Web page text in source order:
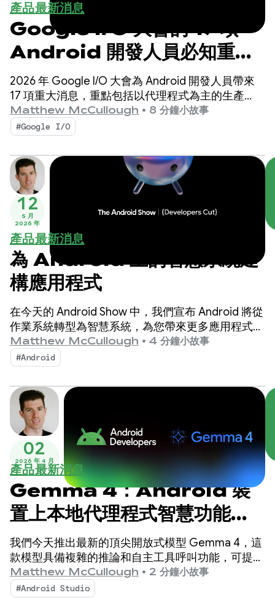
產品最新消息
Google I/O 大會的 17 項
Android 開發人員必知重
點！
2026 年 Google I/O 大會為 Android 開發人員帶來
17 項重大消息，重點包括以代理程式為主的生產
力、以 Compose First 為 UI 標準，以及適用於擴展
生態系統的高效能媒體和適應性開發。
Matthew McCullough • 8 分鐘小故事
#Google I/O
12
5 月
2026 年
產品最新消息
為 Android 上的智慧系統建
構應用程式
在今天的 Android Show 中，我們宣布 Android 將從
作業系統轉型為智慧系統，為您帶來更多應用程式互
動商機。
Matthew McCullough • 4 分鐘小故事
#Android
02
2026 年 4 月
產品最新消息
Gemma 4：Android 裝
置上本地代理程式智慧功能的
新標準
我們今天推出最新的頂尖開放式模型 Gemma 4，這
款模型具備複雜的推論和自主工具呼叫功能，可提升
Android 開發體驗。
Matthew McCullough • 2 分鐘小故事
#Android Studio